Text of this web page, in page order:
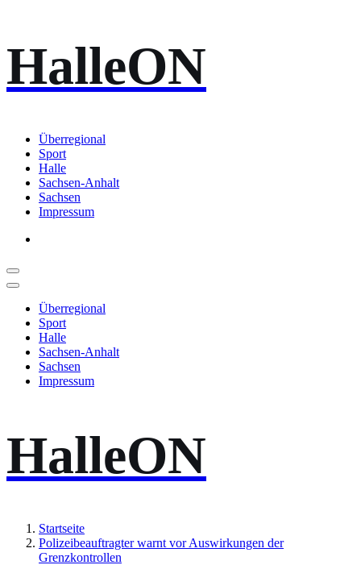
Inhalt
springen
HalleON
Überregional
Sport
Halle
Sachsen-Anhalt
Sachsen
Impressum
Überregional
Sport
Halle
Sachsen-Anhalt
Sachsen
Impressum
HalleON
Startseite
Polizeibeauftragter warnt vor Auswirkungen der
Grenzkontrollen